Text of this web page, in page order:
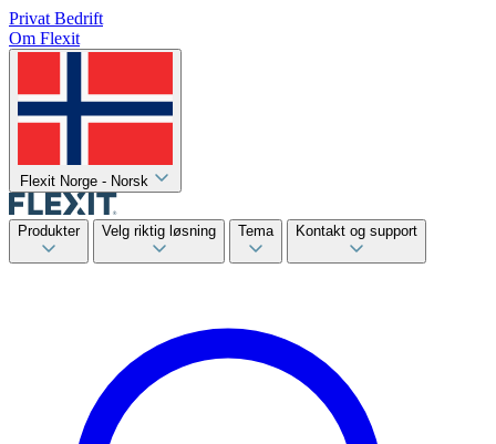
Privat Bedrift
Om Flexit
Flexit Norge - Norsk
Produkter Velg riktig løsning Tema Kontakt og support